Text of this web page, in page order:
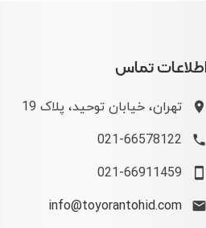
تماس
تهران، خیابان توحید، پلاک 19
021-66578122
021-66911459
info@toyorantohid.com